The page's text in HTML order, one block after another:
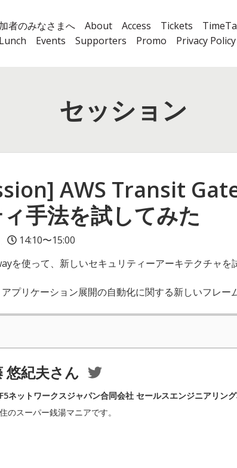
者のみなさまへ About Access Tickets
Lunch Events Supporters Promo Privacy Policy
セッション
AWS Transit
手法を試してみた
14:10〜15:00
を使って、新しいセキュリティーアーキテクチャ
プリケーション展開の自動化に関する新しいフレー
悠紀夫さん
ネットワークスジャパン合同会社 セールスエンジニアリン
のスーパー銭湯マニアです。